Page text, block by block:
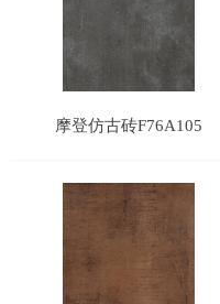
摩登仿古砖F76A105